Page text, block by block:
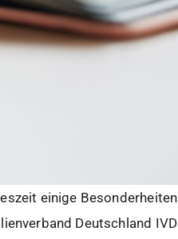
einige Besonderheiten
Deutschland IVD